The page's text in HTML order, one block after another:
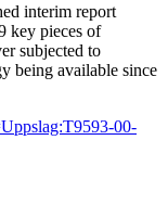
interim report
key pieces of
subjected to
being available since
00-